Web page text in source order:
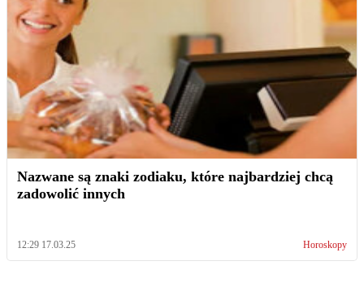
Nazwane są znaki zodiaku, które najbardziej chcą
zadowolić innych
12:29 17.03.25 Horoskopy